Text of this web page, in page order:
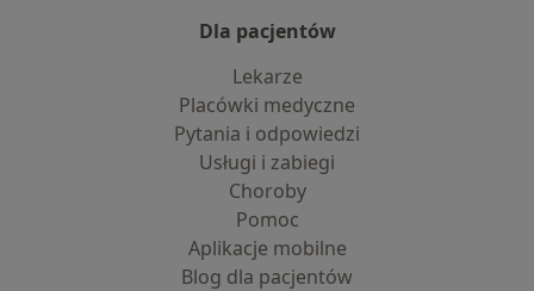
Dla pacjentów
Lekarze
Placówki medyczne
Pytania i odpowiedzi
Usługi i zabiegi
Choroby
Pomoc
Aplikacje mobilne
Blog dla pacjentów